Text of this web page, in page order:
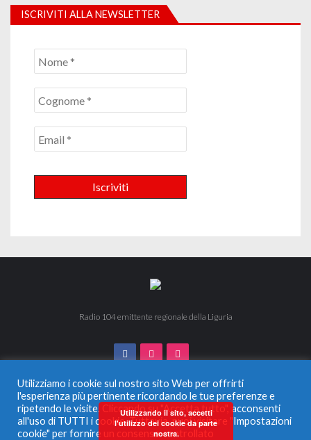
ISCRIVITI ALLA NEWSLETTER
Radio 104 emittente regionale della Liguria
© 2024 Radio 104. Tutti i diritti riservati. Vietata la duplicazione
anche parziale.
Radio Monferrato Srl - P.IVA 00956220057 La società ha
Utilizziamo i cookie sul nostro sito Web per offrirti
l'esperienza più pertinente ricordando le tue preferenze e
ripetendo le visite. Cliccando su "Accetta tutto", acconsenti
all'uso di TUTTI i cookie. Tuttavia, puoi visitare "Impostazioni
cookie" per fornire un consenso controllato
Utilizzando il sito, accetti
l'utilizzo dei cookie da parte
nostra.